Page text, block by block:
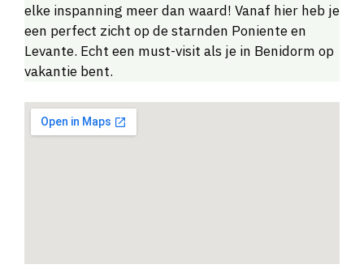
elke inspanning meer dan waard! Vanaf hier heb je
een perfect zicht op de starnden Poniente en
Levante. Echt een must-visit als je in Benidorm op
vakantie bent.